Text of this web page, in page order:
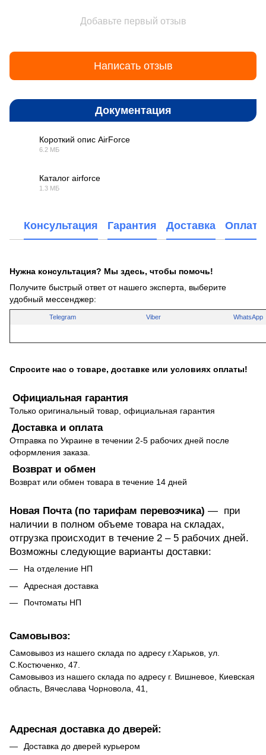
Добавьте первый отзыв
Написать отзыв
Документация
Короткий опис AirForce
6.2 МБ
Каталог airforce
1.3 МБ
Консультация Гарантия Доставка Оплата
Нужна консультация? Мы здесь, чтобы помочь!
Получите быстрый ответ от нашего эксперта, выберите
удобный мессенджер:
Telegram Viber WhatsApp
Спросите нас о товаре, доставке или условиях оплаты!
Официальная гарантия
Только оригинальный товар, официальная гарантия
Доставка и оплата
Отправка по Украине в течении 2-5 рабочих дней после
оформления заказа.
Возврат и обмен
Возврат или обмен товара в течение 14 дней
Новая Почта (по тарифам перевозчика) — при
наличии в полном объеме товара на складах,
отгрузка происходит в течение 2 – 5 рабочих дней.
Возможны следующие варианты доставки:
На отделение НП
Адресная доставка
Почтоматы НП
Самовывоз:
Самовывоз из нашего склада по адресу г.Харьков, ул.
С.Костюченко, 47.
Самовывоз из нашего склада по адресу г. Вишневое, Киевская
область, Вячеслава Чорновола, 41,
Адресная доставка до дверей:
Доставка до дверей курьером